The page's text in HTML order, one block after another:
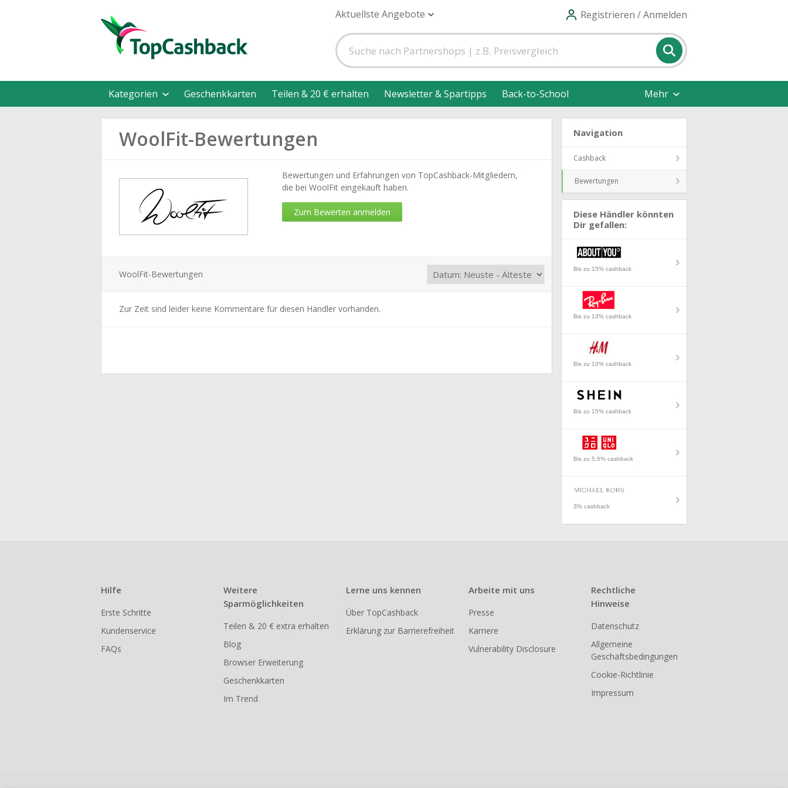
Aktuellste Angebote Registrieren / Anmelden
Kategorien Geschenkkarten Teilen & 20 € erhalten Newsletter & Spartipps Back-to-School Mehr
WoolFit-Bewertungen
Bewertungen und Erfahrungen von TopCashback-Mitgliedern,
die bei WoolFit eingekauft haben.
Zum Bewerten anmelden
WoolFit-Bewertungen
Zur Zeit sind leider keine Kommentare für diesen Händler vorhanden.
Navigation
Cashback
Bewertungen
Diese Händler könnten
Dir gefallen:
Bis zu 15% cashback
Bis zu 13% cashback
Bis zu 10% cashback
Bis zu 15% cashback
Bis zu 5,6% cashback
3% cashback
Hilfe
Erste Schritte
Kundenservice
FAQs
Weitere
Sparmöglichkeiten
Teilen & 20 € extra erhalten
Blog
Browser Erweiterung
Geschenkkarten
Im Trend
Lerne uns kennen
Über TopCashback
Erklärung zur Barrierefreiheit
Arbeite mit uns
Presse
Karriere
Vulnerability Disclosure
Rechtliche
Hinweise
Datenschutz
Allgemeine
Geschäftsbedingungen
Cookie-Richtlinie
Impressum